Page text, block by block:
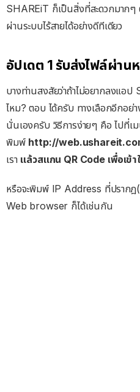
SHAREiT ก็เป็นสิ่งที่สะดวกมากๆ
ผ่านระบบไร้สายได้อย่างดีทีเดียว
อัปเดต 1 รับส่งไฟล์ผ่าน
บางท่านสงสัยว่าถ้าไม่อยากลงแอ
ไหม? ตอบ ได้ครับ ทางเลือกอีกอ
นั่นเองครับ วิธีการง่ายๆ คือ ไปที่
พิมพ์ http://
เรา แล้วสแกน QR Code เพื่อเข้า
หรือจะพิมพ์ IP Address ที่ปรากฎ
Web browser ก็ได้เช่นกัน